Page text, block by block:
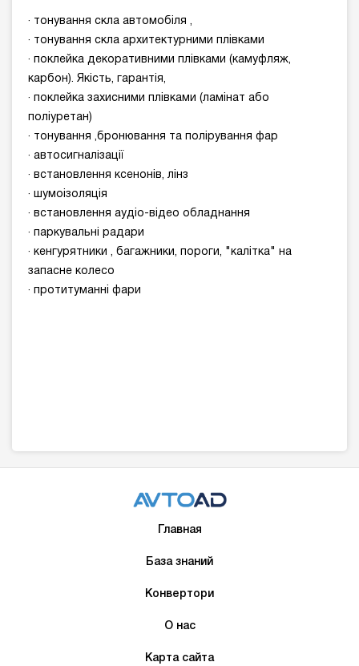
· тонування скла автомобіля ,
· тонування скла архитектурними плівками
· поклейка декоративними плівками (камуфляж,
карбон). Якість, гарантія,
· поклейка захисними плівками (ламінат або
поліуретан)
· тонування ,бронювання та полірування фар
· автосигналізації
· встановлення ксенонів, лінз
· шумоізоляція
· встановлення аудіо-відео обладнання
· паркувальні радари
· кенгурятники , багажники, пороги, "калітка" на
запасне колесо
· протитуманні фари
Главная
База знаний
Конвертори
О нас
Карта сайта